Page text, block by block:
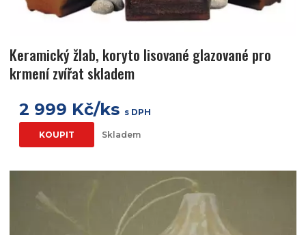
Keramický žlab, koryto lisované glazované pro
krmení zvířat skladem
2 999 Kč/ks s DPH
KOUPIT Skladem